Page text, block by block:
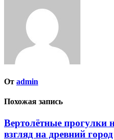
От admin
Похожая запись
Вертолётные прогулки
взгляд на древний город